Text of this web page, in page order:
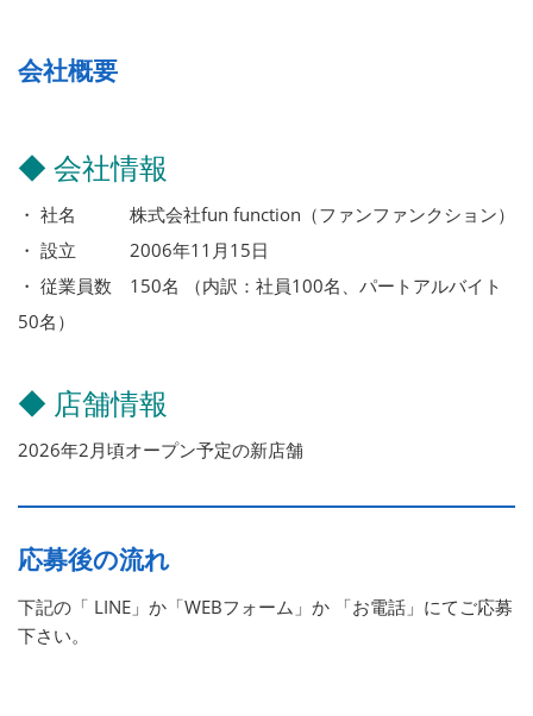
会社概要
◆ 会社情報
・ 社名 株式会社fun function（ファンファンクション）
・ 設立 2006年11月15日
・ 従業員数 150名 （内訳：社員100名、パートアルバイト
50名）
◆ 店舗情報
2026年2月頃オープン予定の新店舗
応募後の流れ
下記の「 LINE」か「WEBフォーム」か 「お電話」にてご応募
下さい。